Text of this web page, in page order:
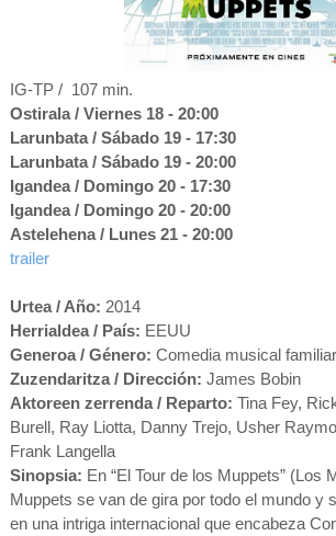
IG-TP / 107 min.
Ostirala / Viernes18 - 20:00
Larunbata / Sábado 19 - 17:30
Larunbata / Sábado 19 - 20:00
Igandea / Domingo 20- 17:30
Igandea / Domingo 20- 20:00
Astelehena / Lunes 21 - 20:00
trailer
Urtea / Año: 2014
Herrialdea / País: EEUU
Generoa / Género: Comedia musical familiar
Zuzendaritza / Dirección: James Bobin
Aktoreen zerrenda / Reparto: Tina Fey,
Burell, Ray Liotta, Danny Trejo, Usher
Frank Langella
Sinopsia: En “El Tour de los Muppets” (Los
Muppets se van de gira por todo el mundo y
en una intriga internacional que encabeza